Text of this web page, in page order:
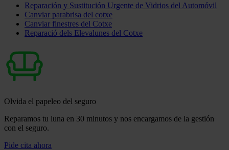
Reparación y Sustitución Urgente de Vidrios del Automóvil
Canviar parabrisa del cotxe
Canviar finestres del Cotxe
Reparació dels Elevalunes del Cotxe
Olvida el papeleo del seguro
Reparamos tu luna en 30 minutos y nos encargamos de la gestión
con el seguro.
Pide cita ahora